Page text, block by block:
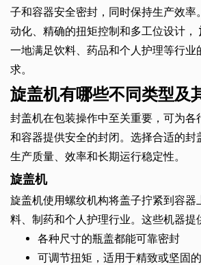
子和容器安全密封，同时保持生产效率
动化、精确的扭矩控制和多工位设计，
一地满足饮料、药品和个人护理等行业
求。
旋盖机有哪些不同类型及
封盖机在包装操作中至关重要，可为各
和容器提供安全的封闭。选择合适的封
生产质量、效率和长期运行稳定性。
旋盖机
旋盖机使用螺纹机构将盖子拧紧到容器
料、制药和个人护理行业。这些机器提
各种尺寸的瓶盖都能可靠密封
可调节扭矩，适用于精致或坚固